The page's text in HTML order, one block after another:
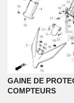
GAINE DE
COMPTEURS